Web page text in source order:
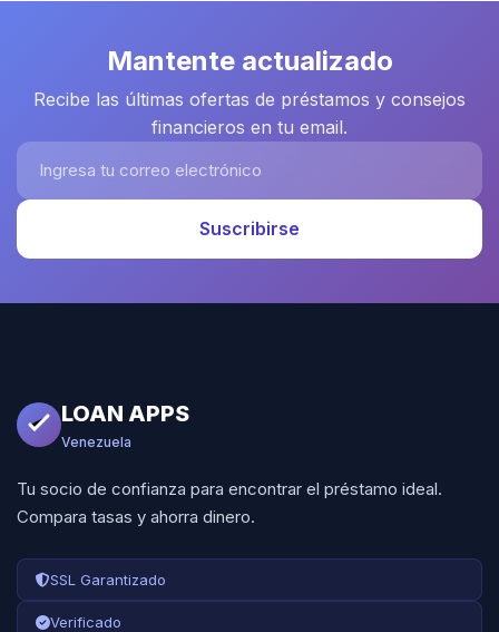
Mantente actualizado
Recibe las últimas ofertas de préstamos y consejos
financieros en tu email.
Ingresa tu correo electrónico
Suscribirse
LOAN APPS
Venezuela
Tu socio de confianza para encontrar el préstamo ideal.
Compara tasas y ahorra dinero.
SSL Garantizado
Verificado